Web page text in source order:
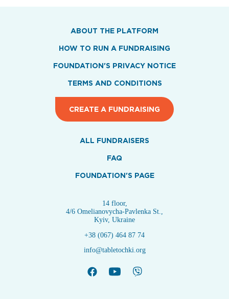
ABOUT THE PLATFORM
HOW TO RUN A FUNDRAISING
FOUNDATION'S PRIVACY NOTICE
TERMS AND CONDITIONS
CREATE A FUNDRAISING
ALL FUNDRAISERS
FAQ
FOUNDATION'S PAGE
14 floor,
4/6 Omelianovycha-Pavlenka St.,
Kyiv, Ukraine
+38 (067) 464 87 74
info@tabletochki.org